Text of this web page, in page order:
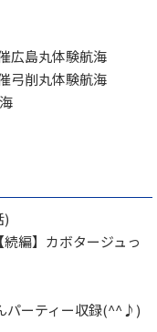
広島丸体験航海
弓削丸体験航海
)
編】カボタージュっ
パーティー収録(^^♪)